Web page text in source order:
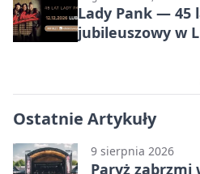
Lady Pank — 45
jubileuszowy w
Ostatnie Artykuły
9 sierpnia 2026
Paryż zabrzmi